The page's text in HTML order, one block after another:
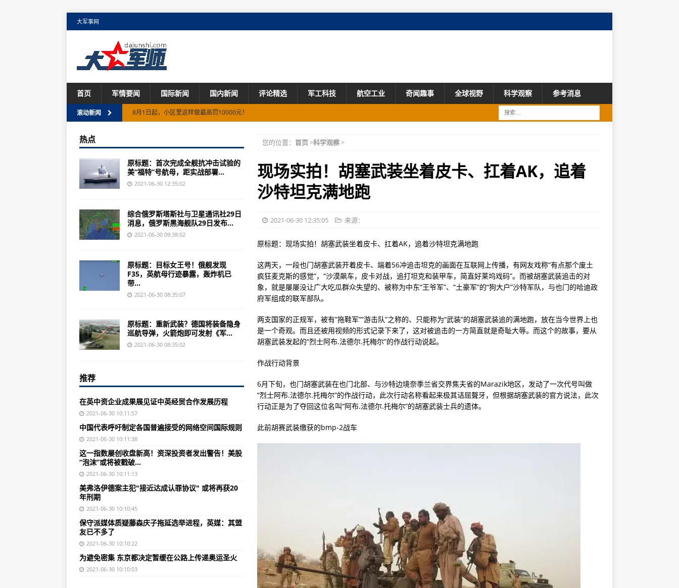
大军事网
首页 军情要闻 国际新闻 国内新闻 评论精选 军工科技 航空工业 奇闻趣事 全球视野 科学观察 参考消息
滚动新闻 8月1日起，小区里这样做最高罚10000元！
京沪高铁开通十年记：千里京沪一日还
首家“国字号”动漫博物馆在杭州开馆
宁波市海曙区南门街道：让老旧小区居民打上“暖心”疫苗
两部门：以“六大提升行动”为重点深入推进优质粮食工程
深南电路参与广东省重点项目集中开工
“机智号”无人机的火星起飞，难点在哪？
老商家：手把手教你如何将小鹅花钱额度套现秒到
在英中资企业成果展见证中英经贸合作发展历程
中国被世卫组织认证为无疟疾国家
孟晚舟律师：新证据证明美国向加法庭提交的引渡依据存严重误导
中国代表呼吁制定各国普遍接受的网络空间国际规则
美纠集30余国赴黑海军演 俄罗斯部署导弹系统回应
美加州白人人口4年减少近3%：或因出生率下降死亡率上升
史上首次晋级欧洲杯八强！乌克兰2:1加时赛绝杀瑞典，舍甫琴科飞奔激动庆祝
48小时内两次打破温度记录！“高压锅”式热浪席卷美加
孟晚舟案庭审听证进入关键阶段，华为加拿大发声明回应
保守派媒体质疑藤森庆子拖延选举进程，英媒：其盟友已不多了
丑闻传出仅3日，英媒：前卫生大臣汉考克可能与情人开始同居
中国正式获得消除疟疾认证，世卫：了不起的壮举
为避免密集 东京都决定暂缓在公路上传递奥运圣火
手把手教学您将美团月付额度全部提现秒到，必看必看！
台湾购买“阿帕奇”早已结案 美方拒不退还结余款
美军导弹核潜艇罕见露面，地中海港口异常停靠
您的位置： 首页>科学观察>
现场实拍！胡塞武装坐着皮卡、扛着AK，追着
沙特坦克满地跑
2021-06-30 12:35:05 来源：
原标题：现场实拍！胡塞武装坐着皮卡、扛着AK，追着沙特坦克满地跑
这两天，一段也门胡塞武装开着皮卡、端着56冲追击坦克的画面在互联网上传播，有网友戏称“有点那个废土
疯狂麦克斯的感觉”，“沙漠飙车，皮卡对战，追打坦克和装甲车，简直好莱坞戏码”。而被胡塞武装追击的对
象，就是屡屡没让广大吃瓜群众失望的、被称为中东“王爷军”、“土豪军”的“狗大户”沙特军队，与也门的哈迪政
府军组成的联军部队。
两支国家的正规军，被有“拖鞋军”“游击队”之称的、只能称为“武装”的胡塞武装追的满地跑，放在当今世界上也
是一个奇观。而且还被用视频的形式记录下来了，这对被追击的一方简直就是奇耻大辱。而这个的故事，要从
胡塞武装发起的“烈士阿布.法德尔.托梅尔”的作战行动说起。
作战行动背景
6月下旬，也门胡塞武装在也门北部、与沙特边境奈季兰省交界焦夫省的Marazik地区，发动了一次代号叫做
“烈士阿布.法德尔.托梅尔”的作战行动，此次行动名称看起来极其诘屈聱牙，但根据胡塞武装的官方说法，此次
行动正是为了夺回这位名叫“阿布.法德尔.托梅尔”的胡塞武装士兵的遗体。
此前胡赛武装缴获的bmp-2战车
热点
原标题：首次完成全舰抗冲击试验的
美“福特”号航母，距实战部署...
2021-06-30 12:35:02
综合俄罗斯塔斯社与卫星通讯社29日
消息，俄罗斯黑海舰队29日发布...
2021-06-30 09:38:02
原标题：目标女王号！俄舰发现
F35，英航母行迹暴露，轰炸机已
带...
2021-06-30 08:35:07
原标题：重新武装？德国将装备隐身
巡航导弹，火箭炮即可发射《军...
2021-06-30 08:35:02
推荐
在英中资企业成果展见证中英经贸合作发展历程
2021-06-30 10:11:57
中国代表呼吁制定各国普遍接受的网络空间国际规则
2021-06-30 10:11:38
这一指数屡创收盘新高！资深投资者发出警告！美股
“泡沫”或将被戳破…
2021-06-30 10:11:13
美弗洛伊德案主犯"接近达成认罪协议" 或将再获20
年刑期
2021-06-30 10:10:45
保守派媒体质疑藤森庆子拖延选举进程，英媒：其盟
友已不多了
2021-06-30 10:10:22
为避免密集 东京都决定暂缓在公路上传递奥运圣火
2021-06-30 10:10:03